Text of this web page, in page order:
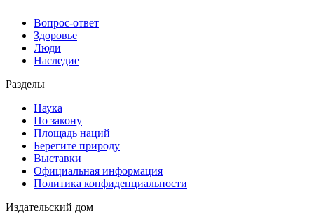
Вопрос-ответ
Здоровье
Люди
Наследие
Разделы
Наука
По закону
Площадь наций
Берегите природу
Выставки
Официальная информация
Политика конфиденциальности
Издательский дом